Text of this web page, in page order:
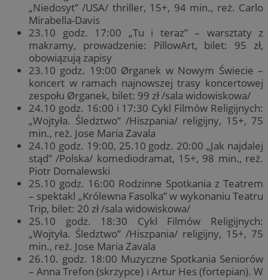
„Niedosyt” /USA/ thriller, 15+, 94 min., reż. Carlo
Mirabella-Davis
23.10 godz. 17:00 „Tu i teraz” – warsztaty z
makramy, prowadzenie: PillowArt, bilet: 95 zł,
obowiązują zapisy
23.10 godz. 19:00 Ørganek w Nowym Świecie –
koncert w ramach najnowszej trasy koncertowej
zespołu Ørganek, bilet: 99 zł /sala widowiskowa/
24.10 godz. 16:00 i 17:30 Cykl Filmów Religijnych:
„Wojtyła. Śledztwo” /Hiszpania/ religijny, 15+, 75
min., reż. Jose Maria Zavala
24.10 godz. 19:00, 25.10 godz. 20:00 „Jak najdalej
stąd” /Polska/ komediodramat, 15+, 98 min., reż.
Piotr Domalewski
25.10 godz. 16:00 Rodzinne Spotkania z Teatrem
– spektakl „Królewna Fasolka” w wykonaniu Teatru
Trip, bilet: 20 zł /sala widowiskowa/
25.10 godz. 18:30 Cykl Filmów Religijnych:
„Wojtyła. Śledztwo” /Hiszpania/ religijny, 15+, 75
min., reż. Jose Maria Zavala
26.10. godz. 18:00 Muzyczne Spotkania Seniorów
– Anna Trefon (skrzypce) i Artur Hes (fortepian). W